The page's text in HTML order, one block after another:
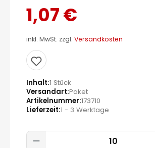
1,07 €
inkl. MwSt. zzgl. Versandkosten
Inhalt 1 Stück
Versandart Paket
Artikelnummer 173710
Lieferzeit 1 - 3 Werktage
Produkt Anzahl: Gib